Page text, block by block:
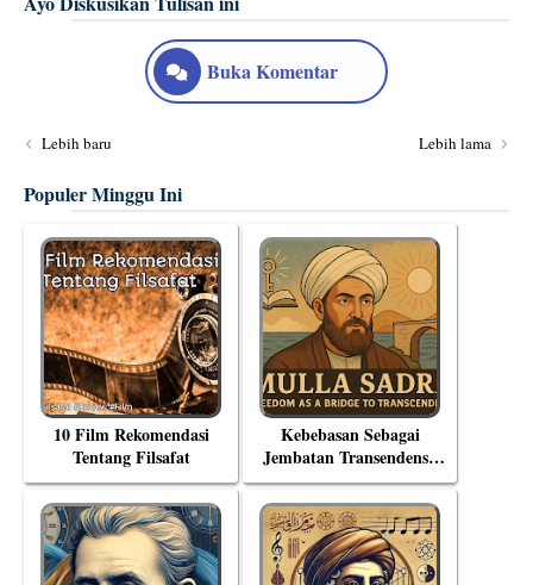
Buka Komentar
Lebih baru Lebih lama
Populer Minggu Ini
10 Film Rekomendasi
Tentang Filsafat
Kebebasan Sebagai
Jembatan Transendensi:
Menyelami Filsafat
Eksistensial Mulla Sadra